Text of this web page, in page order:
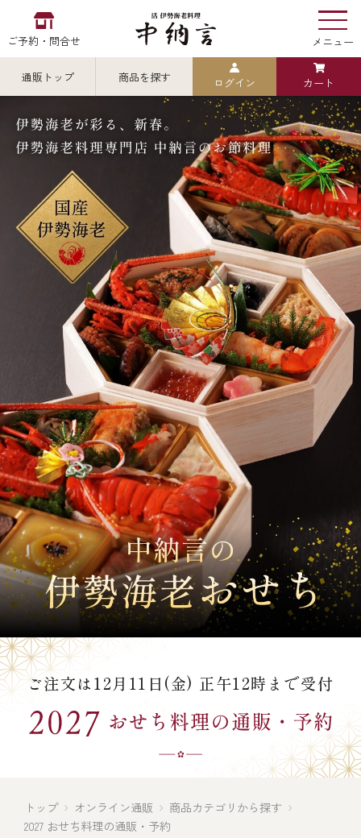
ご予約・問合せ メニュー
中納言 お食い初め
中納言の伊勢海老
用途・シーン
ご結婚式 1.5次会・
二次会
レストラン
オンライン通販
(造り/焼物/蒸し/ボイル伊勢海老)
(ごちそう重/誕生日重/還暦重/お食い初め重)
(生おせち/おせち冷凍)
（中納言厨房）
弁当宅配・仕出し
鉄板焼 ひかり
製薬会社・MR
企業情報
プライバシーポリシー
サイトマップ
採用情報
ご意見・お問合せ
通販トップ 商品を探す
検索
カテゴリから探す 全ての商品を見る
伊勢海老
全ての商品を見る
お造り（お刺身）
焼物
蒸し
ボイル伊勢海老
ごちそう重
全ての商品を見る
ごちそう重
還暦重
誕生日重
お食い初め重
おせち
全ての商品を見る
生おせち
おせち冷凍
海鮮鍋
海鮮ＢＢＱ
調味料
スープ・スープカレー
お味噌汁
レストラン商品
全ての商品を見る
中納言
伊勢海老料理（中納言厨房）
その他
ログイン カート
ご注文は12月11日(金) 正午12時まで受付
トップ オンライン通販
商品カテゴリから探す
2027 おせち料理の通販・予約